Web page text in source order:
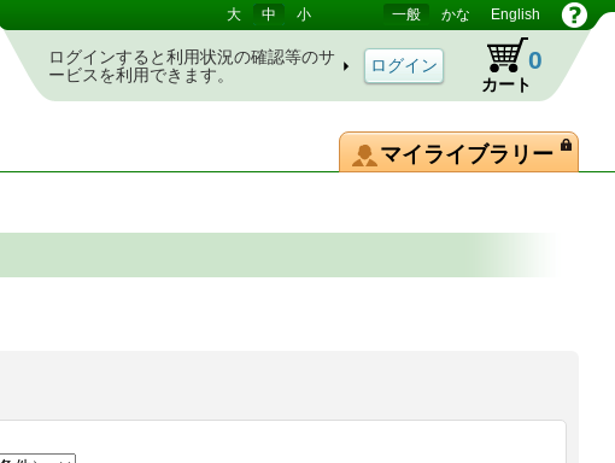
大 中 小 一般 かな English
ログインすると利用状況の確認等のサ
ービスを利用できます。
カート
0
マイライブラリー